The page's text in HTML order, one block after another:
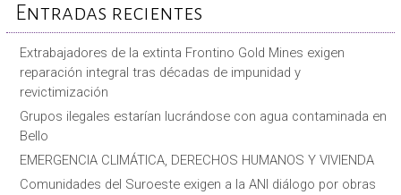
Entradas recientes
Extrabajadores de la extinta Frontino Gold Mines exigen
reparación integral tras décadas de impunidad y
revictimización
Grupos ilegales estarían lucrándose con agua contaminada en
Bello
EMERGENCIA CLIMÁTICA, DERECHOS HUMANOS Y VIVIENDA
Comunidades del Suroeste exigen a la ANI diálogo por obras